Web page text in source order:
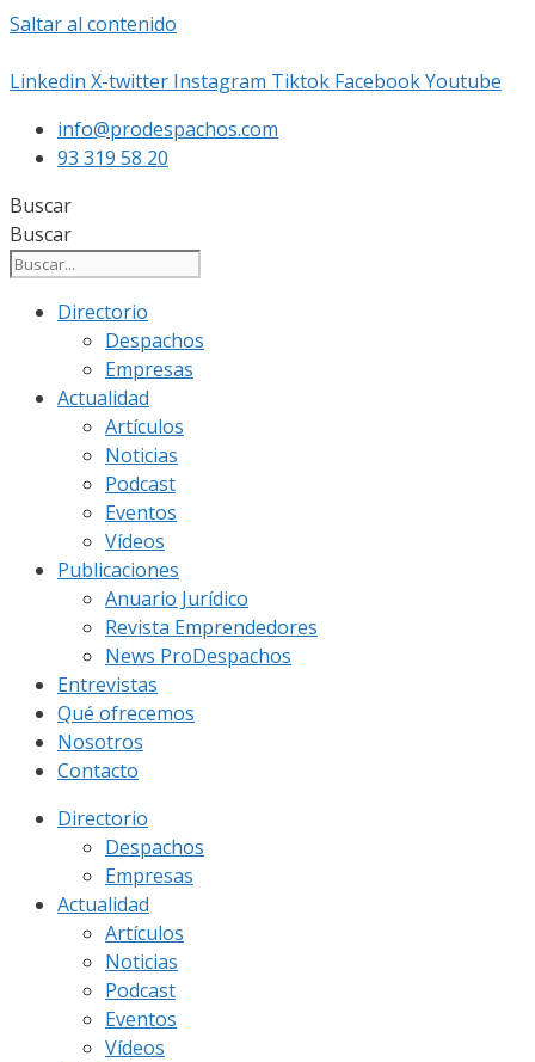
Saltar al contenido
Linkedin X-twitter Instagram Tiktok FacebookYoutube
info@prodespachos.com
93 319 58 20
Buscar
Buscar
Directorio
Despachos
Empresas
Actualidad
Artículos
Noticias
Podcast
Eventos
Vídeos
Publicaciones
Anuario Jurídico
Revista Emprendedores
News ProDespachos
Entrevistas
Qué ofrecemos
Nosotros
Contacto
Directorio
Despachos
Empresas
Actualidad
Artículos
Noticias
Podcast
Eventos
Vídeos